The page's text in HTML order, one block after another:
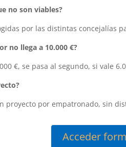
no son viables?
por las distintas concejalías
no llega a 10.000 €?
€, se pasa al segundo, si vale
proyecto por empatronado, sin
Acceder